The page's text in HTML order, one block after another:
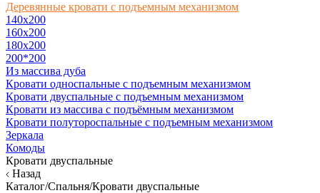
Деревянные кровати с подъемным механизмом
140x200
160х200
180х200
200*200
Из массива дуба
Кровати односпальные с подъемным механизмом
Кровати двуспальные с подъемным механизмом
Кровати из массива с подъёмным механизмом
Кровати полутороспальные с подъемным механизмом
Зеркала
Комоды
Кровати двуспальные
Назад
Каталог/Спальня/Кровати двуспальные